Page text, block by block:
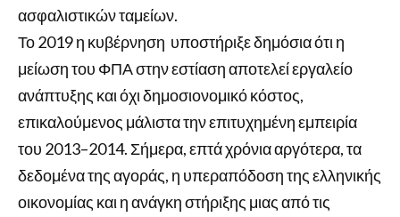
ασφαλιστικών ταμείων.
Το 2019 η κυβέρνηση υποστήριξε δημόσια ότι η
μείωση του ΦΠΑ στην εστίαση αποτελεί εργαλείο
ανάπτυξης και όχι δημοσιονομικό κόστος,
επικαλούμενος μάλιστα την επιτυχημένη εμπειρία
του 2013–2014. Σήμερα, επτά χρόνια αργότερα, τα
δεδομένα της αγοράς, η υπεραπόδοση της ελληνικής
οικονομίας και η ανάγκη στήριξης μιας από τις